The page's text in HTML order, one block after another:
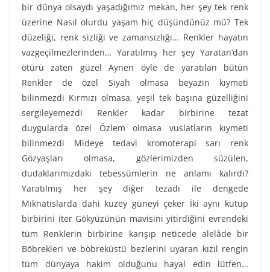
bir dünya olsaydı yaşadığımız mekan, her şey tek renk
üzerine Nasıl olurdu yaşam hiç düşündünüz mü? Tek
düzeliği, renk sizliği ve zamansızlığı… Renkler hayatın
vazgeçilmezlerinden… Yaratılmış her şey Yaratan’dan
ötürü zaten güzel Aynen öyle de yaratılan bütün
Renkler de özel Siyah olmasa beyazın kıymeti
bilinmezdi Kırmızı olmasa, yeşil tek başına güzelliğini
sergileyemezdi Renkler kadar birbirine tezat
duygularda özel Özlem olmasa vuslatların kıymeti
bilinmezdi Mideye tedavi kromoterapi sarı renk
Gözyaşları olmasa, gözlerimizden süzülen,
dudaklarımızdaki tebessümlerin ne anlamı kalırdı?
Yaratılmış her şey diğer tezadı ile dengede
Mıknatıslarda dahi kuzey güneyi çeker İki aynı kutup
birbirini iter Gökyüzünün mavisini yitirdiğini evrendeki
tüm Renklerin birbirine karışıp neticede alelâde bir
Böbrekleri ve böbreküstü bezlerini uyaran kızıl rengin
tüm dünyaya hakim olduğunu hayal edin lütfen…